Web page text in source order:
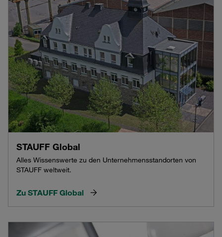
STAUFF Global
Alles Wissenswerte zu den Unternehmensstandorten von
STAUFF weltweit.
Zu STAUFF Global